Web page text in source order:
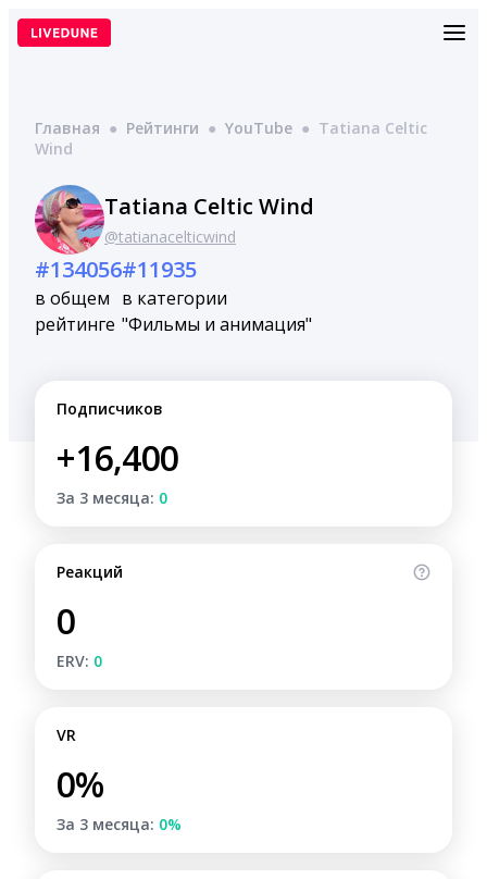
Перейти
Главная ● Рейтинги ● YouTube ● Tatiana Celtic
Wind
Tatiana Celtic Wind
@tatianacelticwind
#134056
в общем
рейтинге
#11935
в категории
"Фильмы и анимация"
Подписчиков
+16,400
За 3 месяца: 0
Реакций
0
ERV: 0
VR
0%
За 3 месяца: 0%